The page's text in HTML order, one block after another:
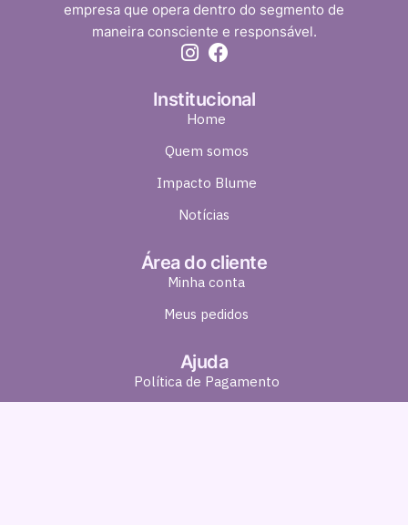
empresa que opera dentro do segmento de
maneira consciente e responsável.
Institucional
Home
Quem somos
Impacto Blume
Notícias
Área do cliente
Minha conta
Meus pedidos
Ajuda
Política de Pagamento